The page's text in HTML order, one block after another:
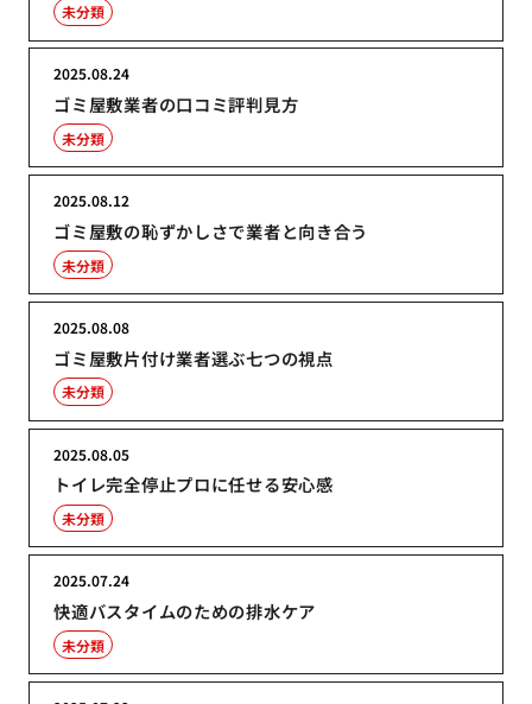
未分類
ゴミ屋敷業者の口コミ評判見方
2025.08.24
未分類
ゴミ屋敷の恥ずかしさで業者と向き合う
2025.08.12
未分類
ゴミ屋敷片付け業者選ぶ七つの視点
2025.08.08
未分類
トイレ完全停止プロに任せる安心感
2025.08.05
未分類
快適バスタイムのための排水ケア
2025.07.24
未分類